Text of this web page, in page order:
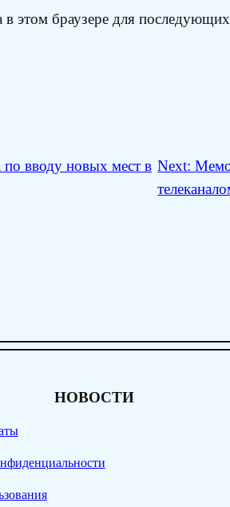
этом браузере для
вводу новых мест в Next:
НОВОСТИ